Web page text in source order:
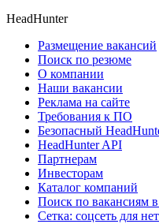
HeadHunter
Размещение вакансий
Поиск по резюме
О компании
Наши вакансии
Реклама на сайте
Требования к ПО
Безопасный
HeadHunter API
Партнерам
Инвесторам
Каталог компаний
Поиск по вакансиям
Сетка: соцсеть для